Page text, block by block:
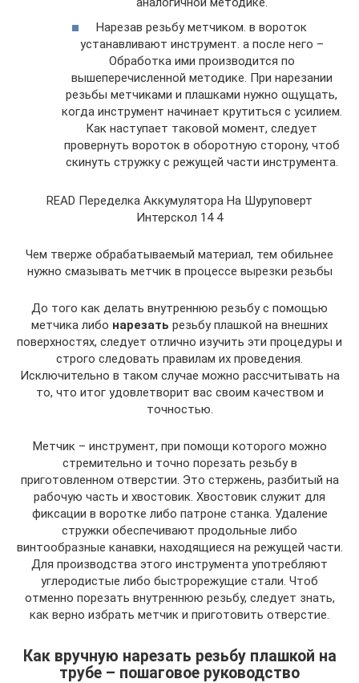
Нарезав резьбу метчиком. в вороток
устанавливают инструмент. а после него –
Обработка ими производится по
вышеперечисленной методике. При нарезании
резьбы метчиками и плашками нужно ощущать,
когда инструмент начинает крутиться с усилием.
Как наступает таковой момент, следует
провернуть вороток в оборотную сторону, чтоб
скинуть стружку с режущей части инструмента.
READ Переделка Аккумулятора На Шуруповерт
Интерскол 14 4
Чем тверже обрабатываемый материал, тем обильнее
нужно смазывать метчик в процессе вырезки резьбы
До того как делать внутреннюю резьбу с помощью
метчика либо нарезать резьбу плашкой на внешних
поверхностях, следует отлично изучить эти процедуры и
строго следовать правилам их проведения.
Исключительно в таком случае можно рассчитывать на
то, что итог удовлетворит вас своим качеством и
точностью.
Метчик – инструмент, при помощи которого можно
стремительно и точно порезать резьбу в
приготовленном отверстии. Это стержень, разбитый на
рабочую часть и хвостовик. Хвостовик служит для
фиксации в воротке либо патроне станка. Удаление
стружки обеспечивают продольные либо
винтообразные канавки, находящиеся на режущей части.
Для производства этого инструмента употребляют
углеродистые либо быстрорежущие стали. Чтоб
отменно порезать внутреннюю резьбу, следует знать,
как верно избрать метчик и приготовить отверстие.
Как вручную нарезать резьбу плашкой на
трубе – пошаговое руководство